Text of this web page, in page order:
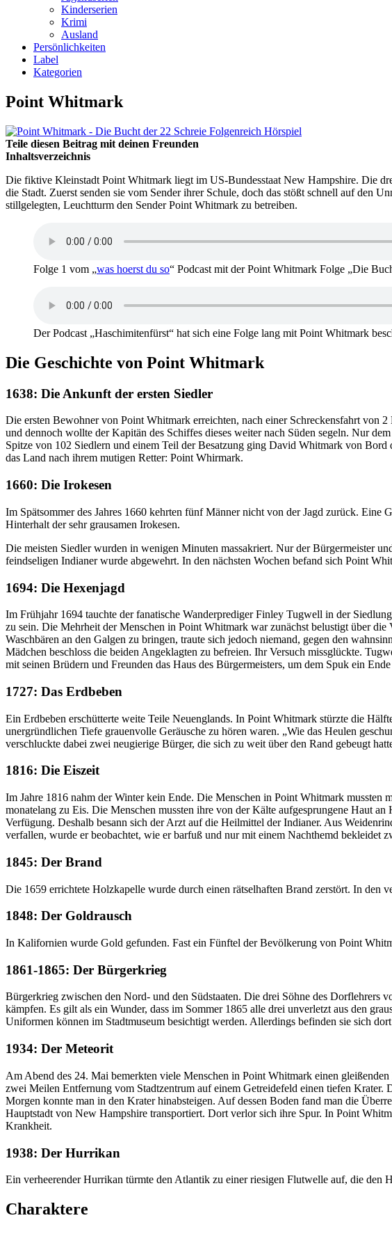
Kinderserien
Krimi
Ausland
Persönlichkeiten
Label
Kategorien
Point Whitmark
Teile diesen Beitrag mit deinen Freunden
Inhaltsverzeichnis
Die fiktive Kleinstadt Point Whitmark liegt im US-Bundesstaat New Hampshire. Die
die Stadt. Zuerst senden sie vom Sender ihrer Schule, doch das stößt schnell auf den
stillgelegten, Leuchtturm den Sender Point Whitmark zu betreiben.
Folge 1 vom „was hoerst du so“ Podcast mit der Point Whitmark Folge „Die
Der Podcast „Haschimitenfürst“ hat sich eine Folge lang mit Point Whitmark
Die Geschichte von Point Whitmark
1638: Die Ankunft der ersten Siedler
Die ersten Bewohner von Point Whitmark erreichten, nach einer Schreckensfahrt von
und dennoch wollte der Kapitän des Schiffes dieses weiter nach Süden segeln. Nur
Spitze von 102 Siedlern und einem Teil der Besatzung ging David Whitmark von Bord
das Land nach ihrem mutigen Retter: Point Whirmark.
1660: Die Irokesen
Im Spätsommer des Jahres 1660 kehrten fünf Männer nicht von der Jagd zurück.
Hinterhalt der sehr grausamen Irokesen.
Die meisten Siedler wurden in wenigen Minuten massakriert. Nur der Bürgermeister
feindseligen Indianer wurde abgewehrt. In den nächsten Wochen befand sich Point
1694: Die Hexenjagd
Im Frühjahr 1694 tauchte der fanatische Wanderprediger Finley Tugwell in der
zu sein. Die Mehrheit der Menschen in Point Whitmark war zunächst belustigt über
Waschbären an den Galgen zu bringen, traute sich jedoch niemand, gegen den
Mädchen beschloss die beiden Angeklagten zu befreien. Ihr Versuch missglückte.
mit seinen Brüdern und Freunden das Haus des Bürgermeisters, um dem Spuk ein Ende
1727: Das Erdbeben
Ein Erdbeben erschütterte weite Teile Neuenglands. In Point Whitmark stürzte die
unergründlichen Tiefe grauenvolle Geräusche zu hören waren. „Wie das Heulen
verschluckte dabei zwei neugierige Bürger, die sich zu weit über den Rand gebeugt
1816: Die Eiszeit
Im Jahre 1816 nahm der Winter kein Ende. Die Menschen in Point Whitmark mussten
monatelang zu Eis. Die Menschen mussten ihre von der Kälte aufgesprungene Haut
Verfügung. Deshalb besann sich der Arzt auf die Heilmittel der Indianer. Aus
verfallen, wurde er beobachtet, wie er barfuß und nur mit einem Nachthemd bekleidet
1845: Der Brand
Die 1659 errichtete Holzkapelle wurde durch einen rätselhaften Brand zerstört. In den
1848: Der Goldrausch
In Kalifornien wurde Gold gefunden. Fast ein Fünftel der Bevölkerung von Point
1861-1865: Der Bürgerkrieg
Bürgerkrieg zwischen den Nord- und den Südstaaten. Die drei Söhne des
kämpfen. Es gilt als ein Wunder, dass im Sommer 1865 alle drei unverletzt aus den
Uniformen können im Stadtmuseum besichtigt werden. Allerdings befinden sie sich
1934: Der Meteorit
Am Abend des 24. Mai bemerkten viele Menschen in Point Whitmark einen
zwei Meilen Entfernung vom Stadtzentrum auf einem Getreidefeld einen tiefen
Morgen konnte man in den Krater hinabsteigen. Auf dessen Boden fand man die
Hauptstadt von New Hampshire transportiert. Dort verlor sich ihre Spur. In Point
Krankheit.
1938: Der Hurrikan
Ein verheerender Hurrikan türmte den Atlantik zu einer riesigen Flutwelle auf, die den
Charaktere